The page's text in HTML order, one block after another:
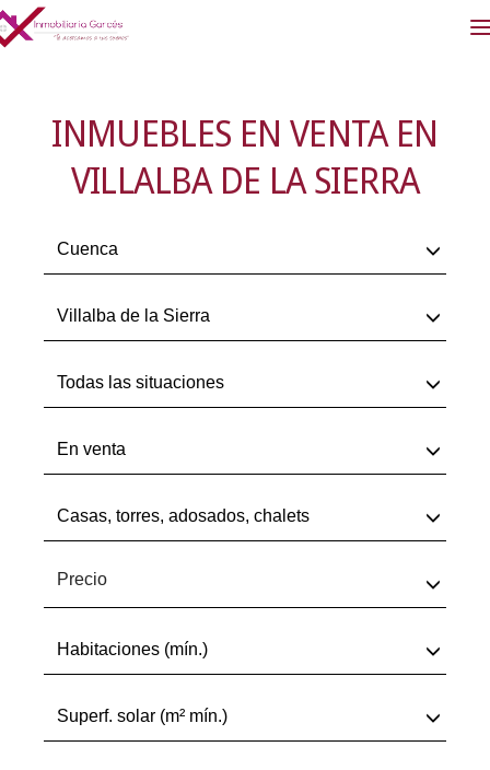
INMUEBLES EN VENTA EN
VILLALBA DE LA SIERRA
Cuenca
Villalba de la Sierra
Todas las situaciones
En venta
Casas, torres, adosados, chalets
Precio
Habitaciones (mín.)
Superf. solar (m² mín.)